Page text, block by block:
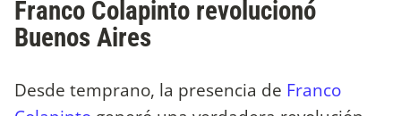
Franco Colapinto revolucionó
Buenos Aires
Desde temprano, la presencia de Franco